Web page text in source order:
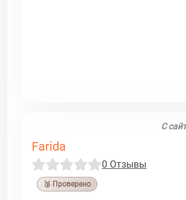
С
Farida
0 Отзывы
🥉 Проверено